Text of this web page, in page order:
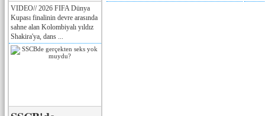
VIDEO// 2026 FIFA Dünya
Kupası finalinin devre arasında
sahne alan Kolombiyalı yıldız
Shakira'ya, dans ...